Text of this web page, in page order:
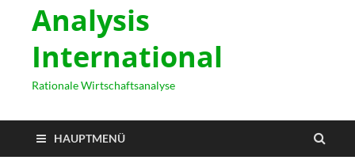
Analysis
International
Rationale Wirtschaftsanalyse
HAUPTMENÜ